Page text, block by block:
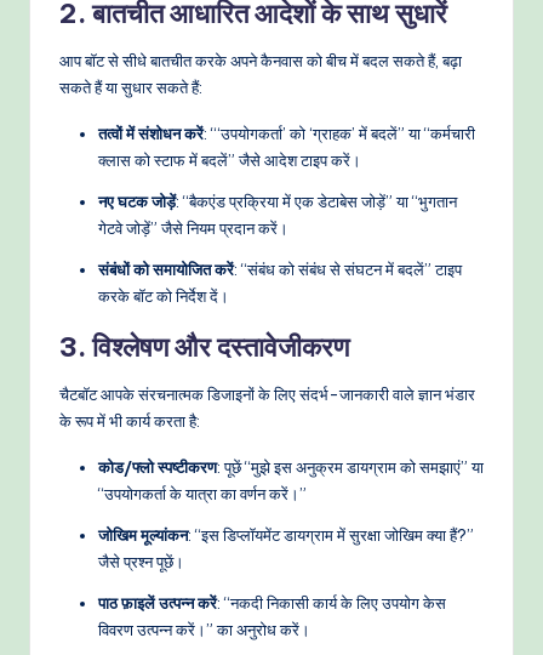
2. बातचीत आधारित आदेशों के साथ सुधारें
आप बॉट से सीधे बातचीत करके अपने कैनवास को बीच में बदल सकते हैं, बढ़ा
सकते हैं या सुधार सकते हैं:
तत्वों में संशोधन करें: “‘उपयोगकर्ता’ को ‘ग्राहक’ में बदलें” या “कर्मचारी
क्लास को स्टाफ में बदलें” जैसे आदेश टाइप करें।
नए घटक जोड़ें: “बैकएंड प्रक्रिया में एक डेटाबेस जोड़ें” या “भुगतान
गेटवे जोड़ें” जैसे नियम प्रदान करें।
संबंधों को समायोजित करें: “संबंध को संबंध से संघटन में बदलें” टाइप
करके बॉट को निर्देश दें।
3. विश्लेषण और दस्तावेजीकरण
चैटबॉट आपके संरचनात्मक डिजाइनों के लिए संदर्भ-जानकारी वाले ज्ञान भंडार
के रूप में भी कार्य करता है:
कोड/फ्लो स्पष्टीकरण: पूछें “मुझे इस अनुक्रम डायग्राम को समझाएं” या
“उपयोगकर्ता के यात्रा का वर्णन करें।”
जोखिम मूल्यांकन: “इस डिप्लॉयमेंट डायग्राम में सुरक्षा जोखिम क्या हैं?”
जैसे प्रश्न पूछें।
पाठ फ़ाइलें उत्पन्न करें: “नकदी निकासी कार्य के लिए उपयोग केस
विवरण उत्पन्न करें।” का अनुरोध करें।